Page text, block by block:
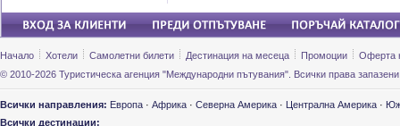
Начало Хотели Самолетни билети Дестинация на месеца Промоции
Оферта
© 2010-2026 Туристическа агенция "Международни пътувания". Всички права
Всички направления: Европа · Африка · Северна Америка · Централна Америка ·
Всички дестинации: